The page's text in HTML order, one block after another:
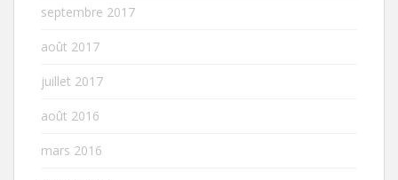
septembre 2017
août 2017
juillet 2017
août 2016
mars 2016